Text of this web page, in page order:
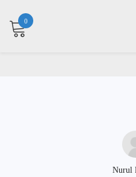
0
Nurul